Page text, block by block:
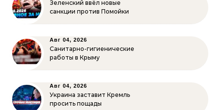
Зеленский ввёл новые
санкции против Помойки
Авг 04, 2026
Санитарно-гигиенические
работы в Крыму
Авг 04, 2026
Украина заставит Кремль
просить пощады